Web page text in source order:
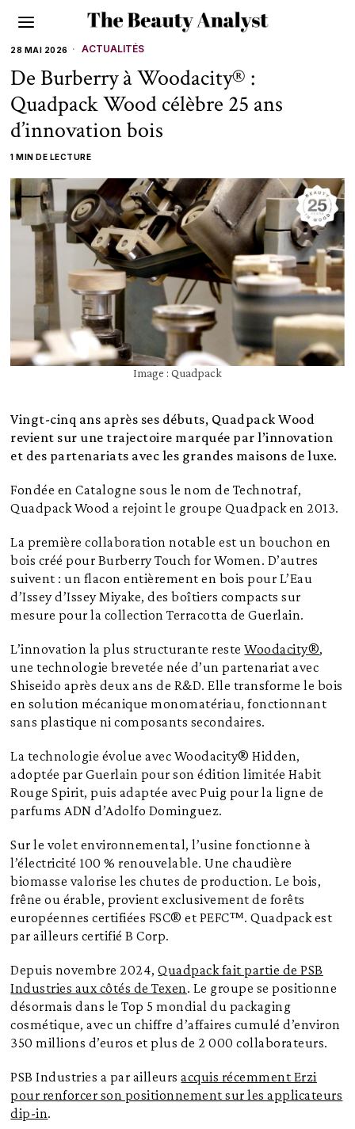
28 MAI 2026 ACTUALITÉS
De Burberry à Woodacity® :
Quadpack Wood célèbre 25 ans
d’innovation bois
1 MIN DE LECTURE
Image : Quadpack
Vingt-cinq ans après ses débuts, Quadpack Wood
revient sur une trajectoire marquée par l’innovation
et des partenariats avec les grandes maisons de luxe.
Fondée en Catalogne sous le nom de Technotraf,
Quadpack Wood a rejoint le groupe Quadpack en 2013.
La première collaboration notable est un bouchon en
bois créé pour Burberry Touch for Women. D’autres
suivent : un flacon entièrement en bois pour L’Eau
d’Issey d’Issey Miyake, des boîtiers compacts sur
mesure pour la collection Terracotta de Guerlain.
L’innovation la plus structurante resteWoodacity®,
une technologie brevetée née d’un partenariat avec
Shiseido après deux ans de R&D. Elle transforme le bois
en solution mécanique monomatériau, fonctionnant
sans plastique ni composants secondaires.
La technologie évolue avec Woodacity® Hidden,
adoptée par Guerlain pour son édition limitée Habit
Rouge Spirit, puis adaptée avec Puig pour la ligne de
parfums ADN d’Adolfo Dominguez.
Sur le volet environnemental, l’usine fonctionne à
l’électricité 100 % renouvelable. Une chaudière
biomasse valorise les chutes de production. Le bois,
frêne ou érable, provient exclusivement de forêts
européennes certifiées FSC® et PEFC™. Quadpack est
par ailleurs certifié B Corp.
Depuis novembre 2024,Quadpack fait partie de PSB
Industries aux côtés de Texen . Le groupe se positionne
désormais dans le Top 5 mondial du packaging
cosmétique, avec un chiffre d’affaires cumulé d’environ
350 millions d’euros et plus de 2 000 collaborateurs.
PSB Industries a par ailleursacquis récemment Erzi
pour renforcer son positionnement sur les applicateurs
dip-in.